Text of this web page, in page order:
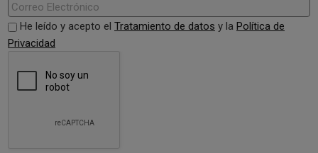
He leído y acepto el Tratamiento de datos y la Política de
Privacidad